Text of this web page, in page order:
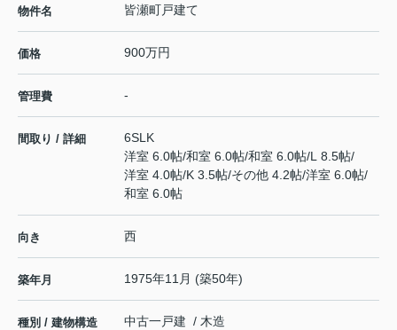
物件名 皆瀬町戸建て
価格 900万円
管理費 -
間取り / 詳細
6SLK
洋室 6.0帖/和室 6.0帖/和室 6.0帖/L 8.5帖/
洋室 4.0帖/K 3.5帖/その他 4.2帖/洋室 6.0帖/
和室 6.0帖
向き 西
築年月 1975年11月 (築50年)
種別 / 建物構造 中古一戸建 / 木造